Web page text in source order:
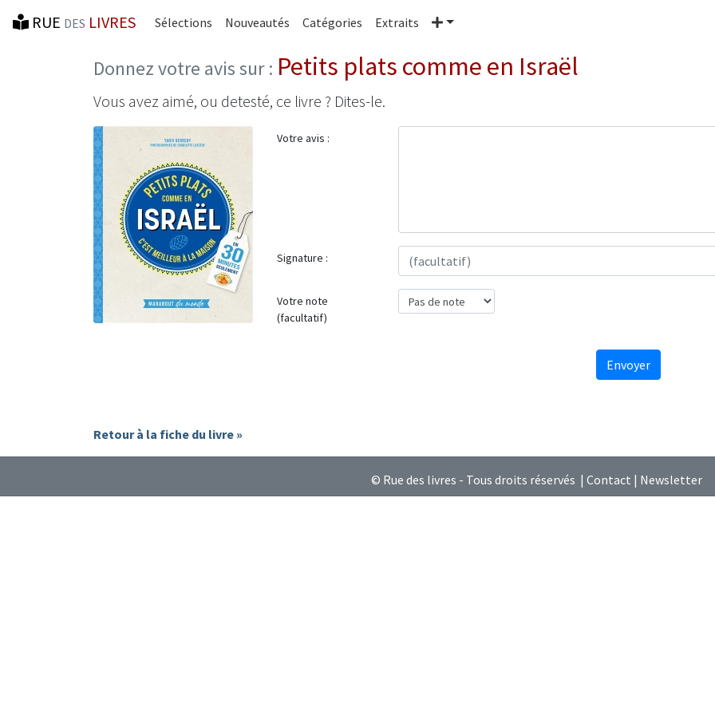
RUE DES LIVRES Sélections Nouveautés Catégories Extraits Plus
Donnez votre avis sur : Petits plats comme en Israël
Vous avez aimé, ou detesté, ce livre ? Dites-le.
Votre avis :
Signature :
Votre note
(facultatif)
Envoyer
Retour à la fiche du livre »
© Rue des livres - Tous droits réservés | Contact | Newsletter